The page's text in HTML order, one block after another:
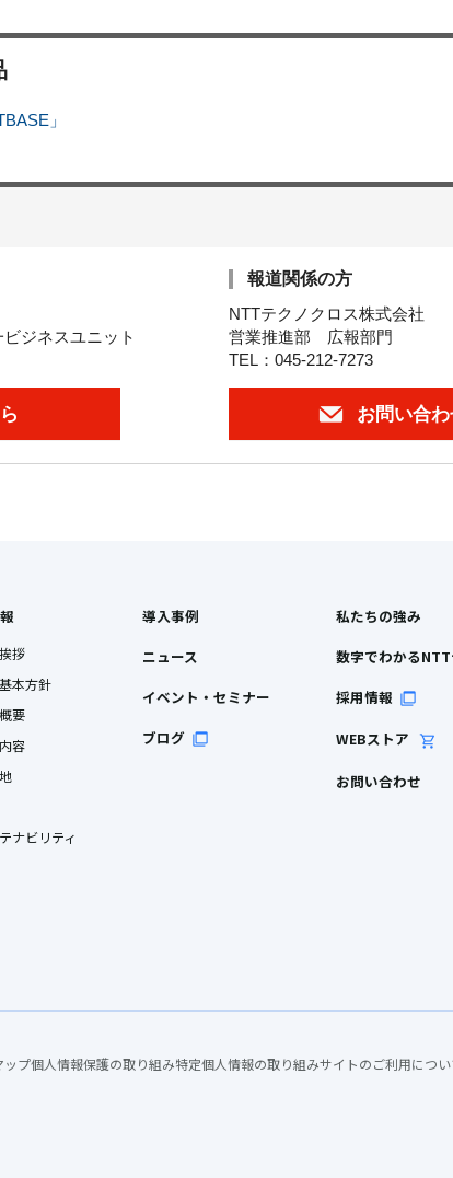
」
ジネスユニット
報道関係の方
NTTテクノクロス株式会社
営業推進部 広報部門
TEL：045-212-7273
お問い合
拶
本方針
要
容
ナビリティ
導入事例
ニュース
イベント・セミナー
ブログ
私たちの強み
数字でわかる
採用情報
WEBストア
お問い合わせ
ップ個人情報保護の取り組み特定個人情報の取り組みサイトのご利用につ